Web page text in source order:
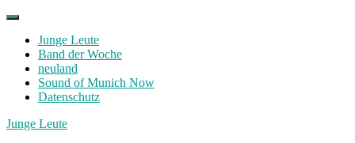
Skip
contentJunge Leute
Band der Woche
neuland
Sound of Munich Now
Datenschutz
Facebook
Twitter
Instagram
Junge Leute